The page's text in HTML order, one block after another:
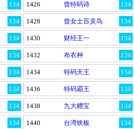
134 134
1426 曾特码诗
134 134
1428 曾女士百灵鸟
134 134
1430 财经王一
134 134
1432 布衣种
134 134
1434 特码天王
134 134
1436 特码霸王
134 134
1438 九大赠宝
134 134
1440 台湾铁板